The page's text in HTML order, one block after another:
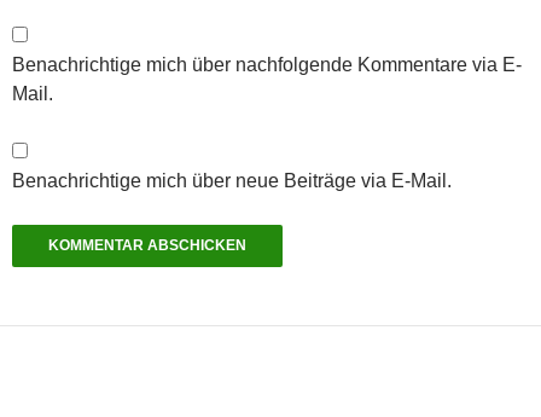
Benachrichtige mich über nachfolgende Kommentare via E-
Mail.
Benachrichtige mich über neue Beiträge via E-Mail.